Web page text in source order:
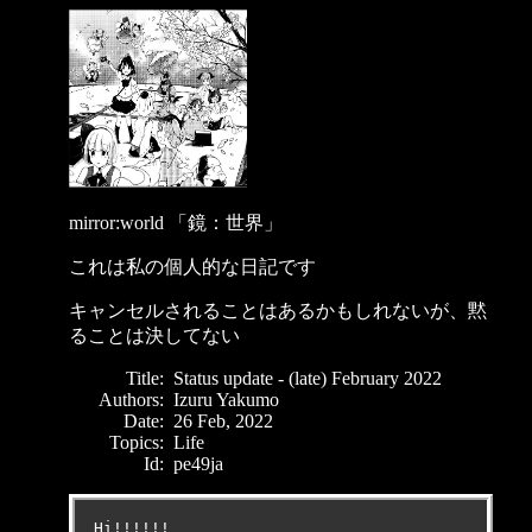
mirror:world 「鏡：世界」
これは私の個人的な日記です
キャンセルされることはあるかもしれないが、黙
ることは決してない
Title: Status update - (late) February 2022
Authors: Izuru Yakumo
Date: 26 Feb, 2022
Topics: Life
Id: pe49ja
Hi!!!!!!